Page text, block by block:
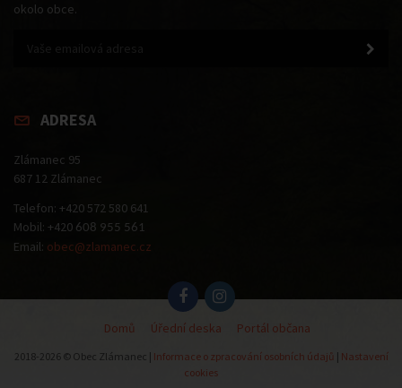
okolo obce.
ADRESA
Zlámanec 95
687 12 Zlámanec
Telefon: +420 572 580 641
Mobil: +420 608 955 561
Email: obec@zlamanec.cz
Domů Úřední deska Portál občana
2018-2026 © Obec Zlámanec | Informace o zpracování osobních údajů | Nastavení
cookies